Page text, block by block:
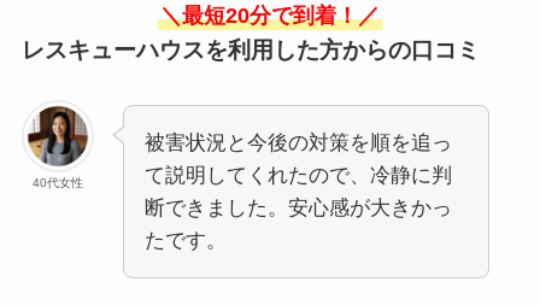
＼最短20分で到着！／
レスキューハウスを利用した方からの口コミ
40代女性
被害状況と今後の対策を順を追っ
て説明してくれたので、冷静に判
断できました。安心感が大きかっ
たです。